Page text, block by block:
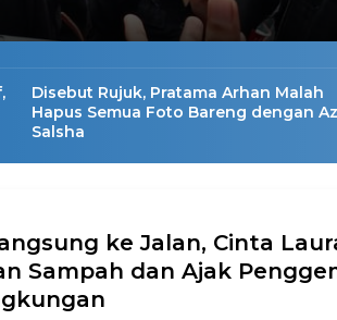
Disebut Rujuk, Pratama Arhan Malah
Hapus Semua Foto Bareng dengan
Salsha
ke Jalan, Cinta
Sampah dan Ajak